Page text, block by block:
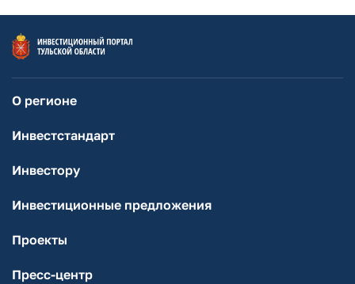
О регионе
Инвестстандарт
Инвестору
Инвестиционные предложения
Проекты
Пресс-центр